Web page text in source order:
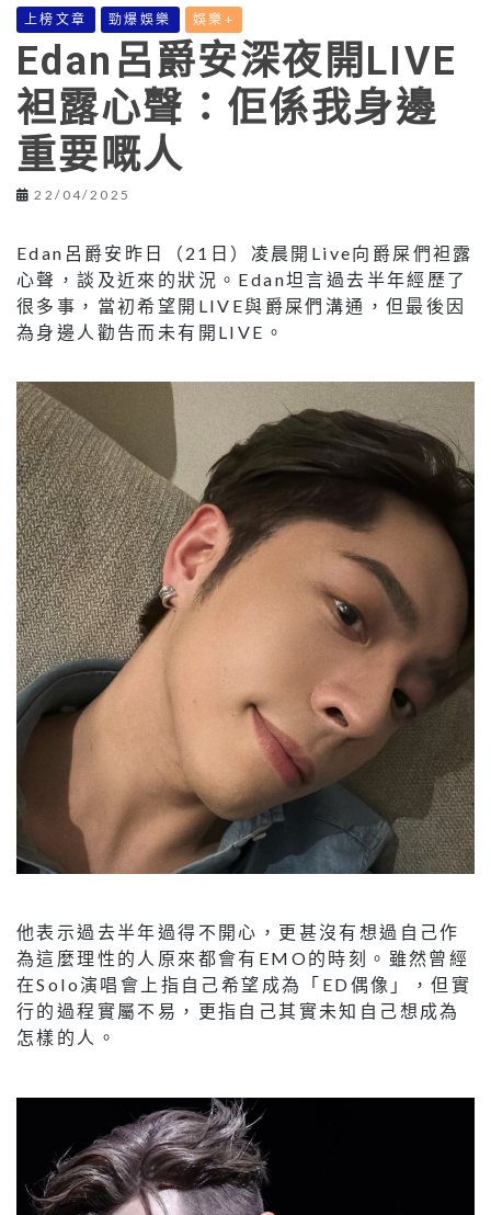
上榜文章 勁爆娛樂 娛樂+
Edan呂爵安深夜開LIVE
袒露心聲：佢係我身邊
重要嘅人
22/04/2025
Edan呂爵安昨日（21日）凌晨開Live向爵屎們袒露
心聲，談及近來的狀況。Edan坦言過去半年經歷了
很多事，當初希望開LIVE與爵屎們溝通，但最後因
為身邊人勸告而未有開LIVE。
他表示過去半年過得不開心，更甚沒有想過自己作
為這麼理性的人原來都會有EMO的時刻。雖然曾經
在Solo演唱會上指自己希望成為「ED偶像」，但實
行的過程實屬不易，更指自己其實未知自己想成為
怎樣的人。